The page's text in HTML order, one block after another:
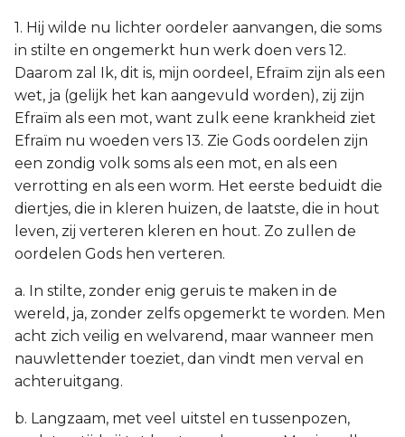
1. Hij wilde nu lichter oordeler aanvangen, die soms
in stilte en ongemerkt hun werk doen vers 12.
Daarom zal Ik, dit is, mijn oordeel, Efraïm zijn als een
wet, ja (gelijk het kan aangevuld worden), zij zijn
Efraïm als een mot, want zulk eene krankheid ziet
Efraïm nu woeden vers 13. Zie Gods oordelen zijn
een zondig volk soms als een mot, en als een
verrotting en als een worm. Het eerste beduidt die
diertjes, die in kleren huizen, de laatste, die in hout
leven, zij verteren kleren en hout. Zo zullen de
oordelen Gods hen verteren.
a. In stilte, zonder enig geruis te maken in de
wereld, ja, zonder zelfs opgemerkt te worden. Men
acht zich veilig en welvarend, maar wanneer men
nauwlettender toeziet, dan vindt men verval en
achteruitgang.
b. Langzaam, met veel uitstel en tussenpozen,